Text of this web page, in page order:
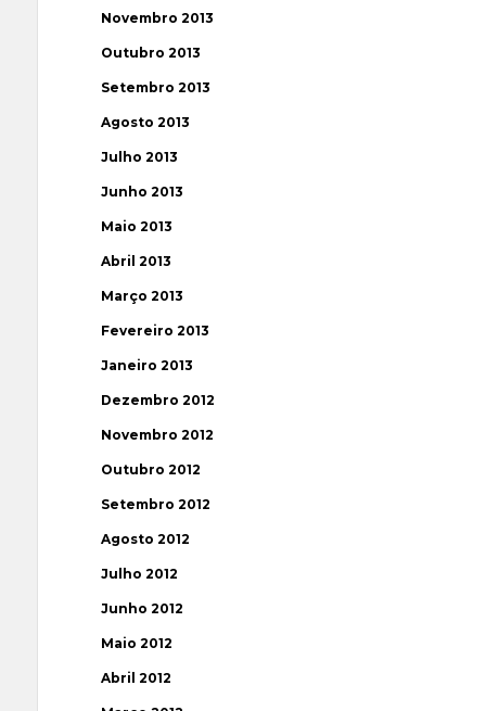
Novembro 2013
Outubro 2013
Setembro 2013
Agosto 2013
Julho 2013
Junho 2013
Maio 2013
Abril 2013
Março 2013
Fevereiro 2013
Janeiro 2013
Dezembro 2012
Novembro 2012
Outubro 2012
Setembro 2012
Agosto 2012
Julho 2012
Junho 2012
Maio 2012
Abril 2012